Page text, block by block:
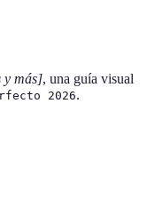
y más], una guía visual
2026.